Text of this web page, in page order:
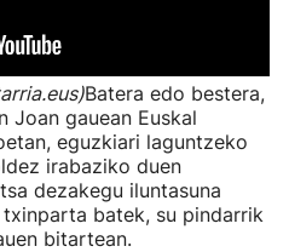
Batera edo bestera,
Joan gauean Euskal
eguzkiari laguntzeko
irabaziko duen
dezakegu iluntasuna
batek, su pindarrik
bitartean.